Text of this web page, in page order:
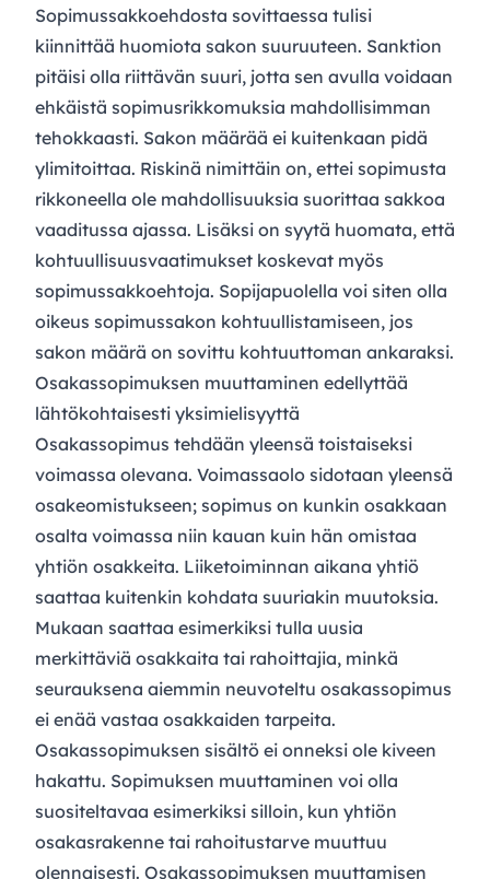
Sopimussakkoehdosta sovittaessa tulisi
kiinnittää huomiota sakon suuruuteen. Sanktion
pitäisi olla riittävän suuri, jotta sen avulla voidaan
ehkäistä sopimusrikkomuksia mahdollisimman
tehokkaasti. Sakon määrää ei kuitenkaan pidä
ylimitoittaa. Riskinä nimittäin on, ettei sopimusta
rikkoneella ole mahdollisuuksia suorittaa sakkoa
vaaditussa ajassa. Lisäksi on syytä huomata, että
kohtuullisuusvaatimukset koskevat myös
sopimussakkoehtoja. Sopijapuolella voi siten olla
oikeus sopimussakon kohtuullistamiseen, jos
sakon määrä on sovittu kohtuuttoman ankaraksi.
Osakassopimuksen muuttaminen edellyttää
lähtökohtaisesti yksimielisyyttä
Osakassopimus tehdään yleensä toistaiseksi
voimassa olevana. Voimassaolo sidotaan yleensä
osakeomistukseen; sopimus on kunkin osakkaan
osalta voimassa niin kauan kuin hän omistaa
yhtiön osakkeita. Liiketoiminnan aikana yhtiö
saattaa kuitenkin kohdata suuriakin muutoksia.
Mukaan saattaa esimerkiksi tulla uusia
merkittäviä osakkaita tai rahoittajia, minkä
seurauksena aiemmin neuvoteltu osakassopimus
ei enää vastaa osakkaiden tarpeita.
Osakassopimuksen sisältö ei onneksi ole kiveen
hakattu. Sopimuksen muuttaminen voi olla
suositeltavaa esimerkiksi silloin, kun yhtiön
osakasrakenne tai rahoitustarve muuttuu
olennaisesti. Osakassopimuksen muuttamisen